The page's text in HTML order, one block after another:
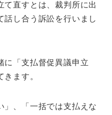
て直すとは、裁判所に出
話し合う訴訟を行いまし
に「支払督促異議申立
ます。
」、「一括では支払えな